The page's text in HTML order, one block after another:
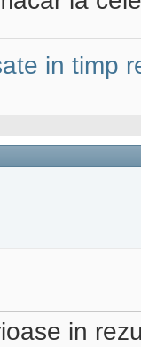
in timp
in